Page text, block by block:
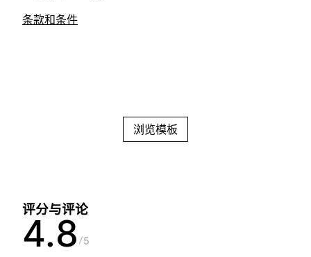
条款和条件
浏览模板
评分与评论
4.8 5